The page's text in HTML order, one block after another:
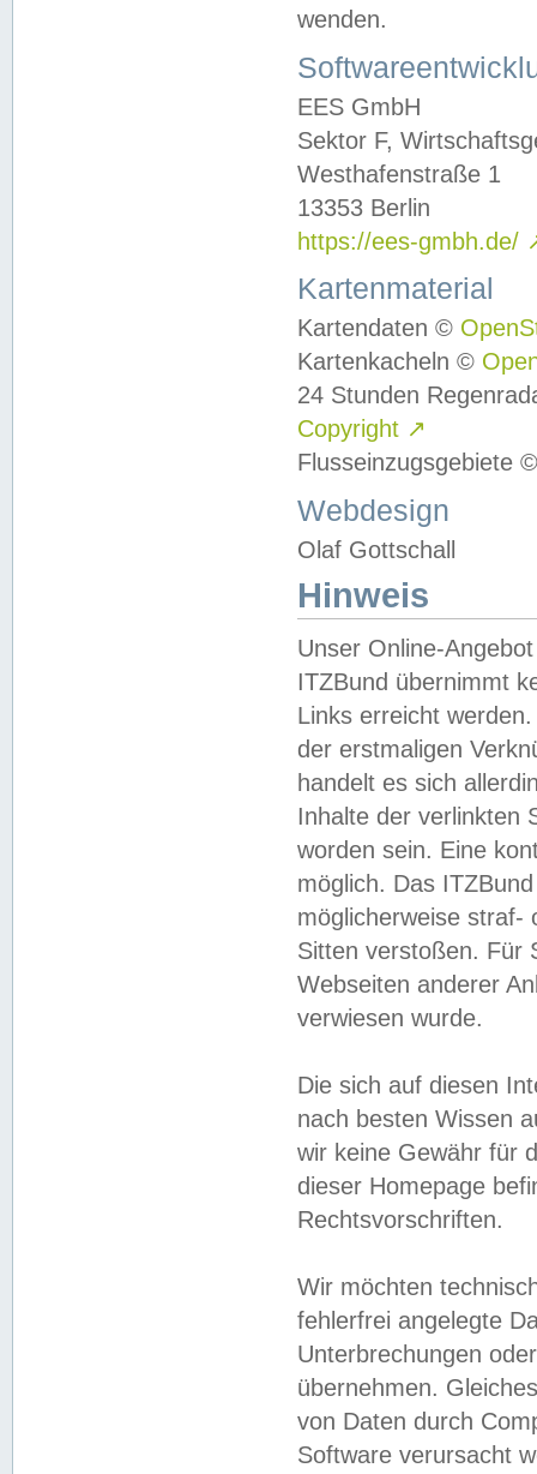
wenden.
EES GmbH
Sektor F,
Westhafenstraße 1
13353 Berlin
https://ees-gmbh.de/
Kartenmaterial
Kartendaten ©
Kartenkacheln ©
24 Stunden
Copyright ↗
Flusseinzugsgebiete
Webdesign
Olaf Gottschall
Hinweis
Unser Online-
ITZBund übernimmt
Links erreicht
der erstmaligen
handelt es sich
Inhalte der verlinkten
worden sein. Eine
möglich. Das
möglicherweise straf-
Sitten verstoßen. Für
Webseiten anderer
verwiesen wurde.
Die sich auf diesen
nach besten Wissen
wir keine Gewähr für
dieser Homepage
Rechtsvorschriften.
Wir möchten
fehlerfrei angelegte
Unterbrechungen
übernehmen.
von Daten durch
Software verursacht